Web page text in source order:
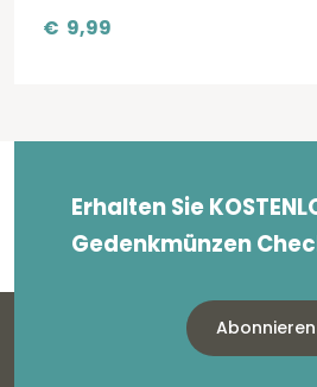
€ 9,99
Erhalten Sie
Gedenkmünzen
Abonnieren